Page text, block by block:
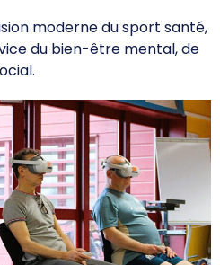
moderne du sport santé,
du bien-être mental, de